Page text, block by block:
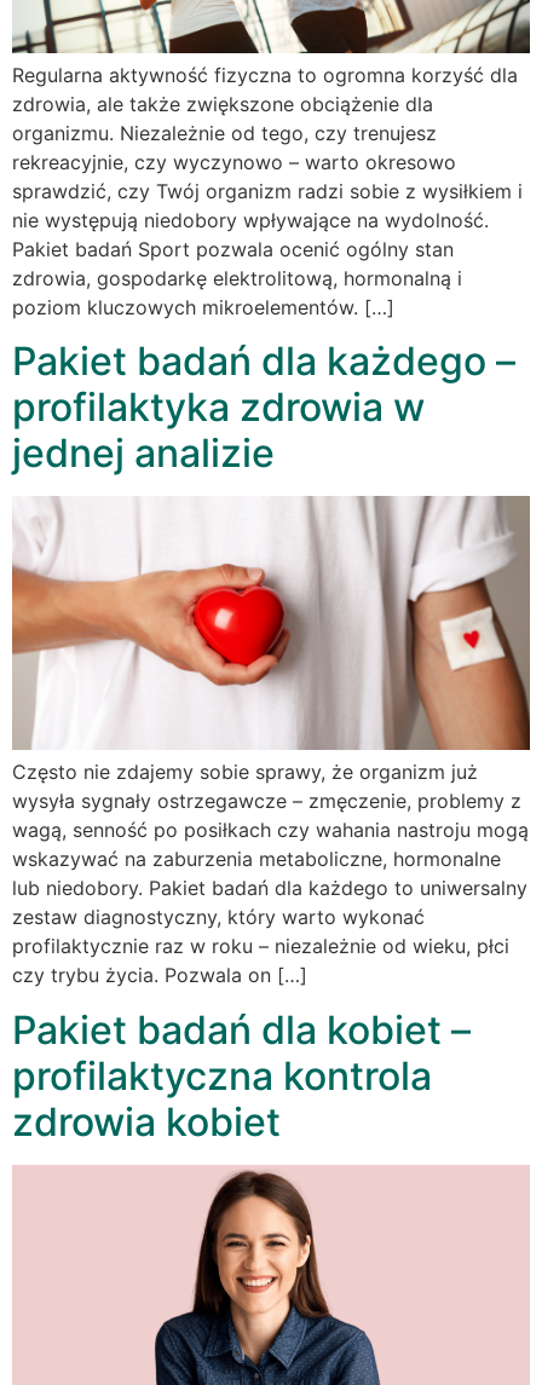
Regularna aktywność fizyczna to ogromna korzyść dla
zdrowia, ale także zwiększone obciążenie dla
organizmu. Niezależnie od tego, czy trenujesz
rekreacyjnie, czy wyczynowo – warto okresowo
sprawdzić, czy Twój organizm radzi sobie z wysiłkiem i
nie występują niedobory wpływające na wydolność.
Pakiet badań Sport pozwala ocenić ogólny stan
zdrowia, gospodarkę elektrolitową, hormonalną i
poziom kluczowych mikroelementów. […]
Pakiet badań dla każdego –
profilaktyka zdrowia w
jednej analizie
Często nie zdajemy sobie sprawy, że organizm już
wysyła sygnały ostrzegawcze – zmęczenie, problemy z
wagą, senność po posiłkach czy wahania nastroju mogą
wskazywać na zaburzenia metaboliczne, hormonalne
lub niedobory. Pakiet badań dla każdego to uniwersalny
zestaw diagnostyczny, który warto wykonać
profilaktycznie raz w roku – niezależnie od wieku, płci
czy trybu życia. Pozwala on […]
Pakiet badań dla kobiet –
profilaktyczna kontrola
zdrowia kobiet